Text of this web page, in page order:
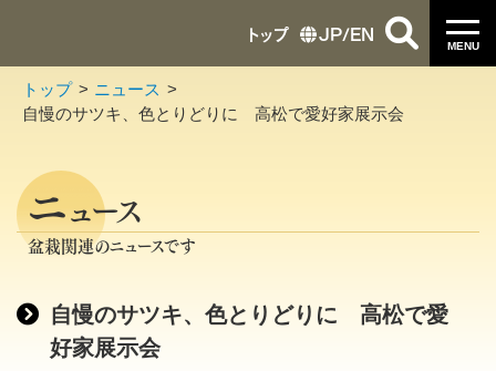
MENU
トップ JP/EN
トップ
ニュース
自慢のサツキ、色とりどりに 高松で愛好家展示会
ニュース
盆栽関連のニュースです
自慢のサツキ、色とりどりに 高松で愛
好家展示会